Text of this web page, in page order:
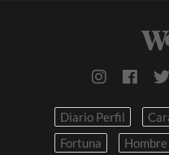
Diario Perfil
Fortuna
Hombre